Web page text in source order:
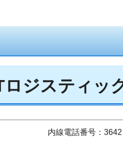
ジスティッ
内線電話番号：3642